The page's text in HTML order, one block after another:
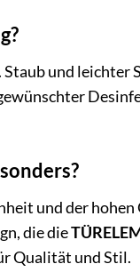
und
und der
die die
Qualität und Stil.